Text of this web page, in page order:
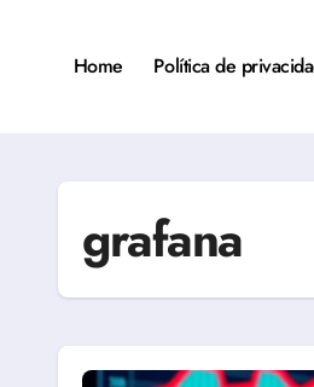
contenidoHome Política de
grafana